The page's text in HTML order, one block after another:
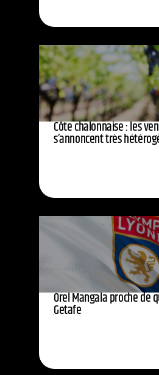
Côte chalonnaise : les
s’annoncent très
Orel Mangala proche de
Getafe